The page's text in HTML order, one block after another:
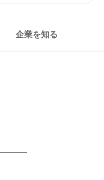
企業を知る